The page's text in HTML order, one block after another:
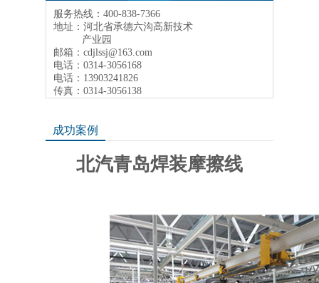
服务热线：400-838-7366
地址：河北省承德六沟高新技术
产业园
邮箱：cdjlssj@163.com
电话：0314-3056168
电话：13903241826
传真：0314-3056138
成功案例
北汽青岛焊装摩擦线